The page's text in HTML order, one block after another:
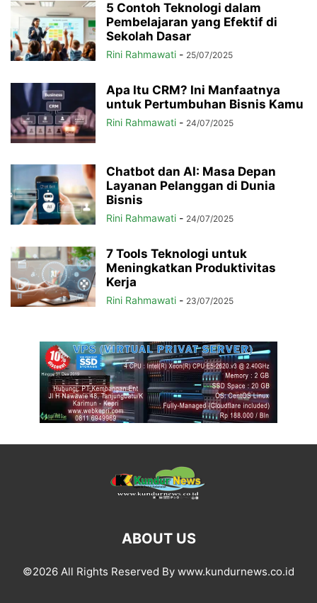
5 Contoh Teknologi dalam
Pembelajaran yang Efektif di
Sekolah Dasar
Rini Rahmawati - 25/07/2025
Apa Itu CRM? Ini Manfaatnya
untuk Pertumbuhan Bisnis Kamu
Rini Rahmawati - 24/07/2025
Chatbot dan AI: Masa Depan
Layanan Pelanggan di Dunia
Bisnis
Rini Rahmawati - 24/07/2025
7 Tools Teknologi untuk
Meningkatkan Produktivitas
Kerja
Rini Rahmawati - 23/07/2025
ABOUT US
©2026 All Rights Reserved By www.kundurnews.co.id